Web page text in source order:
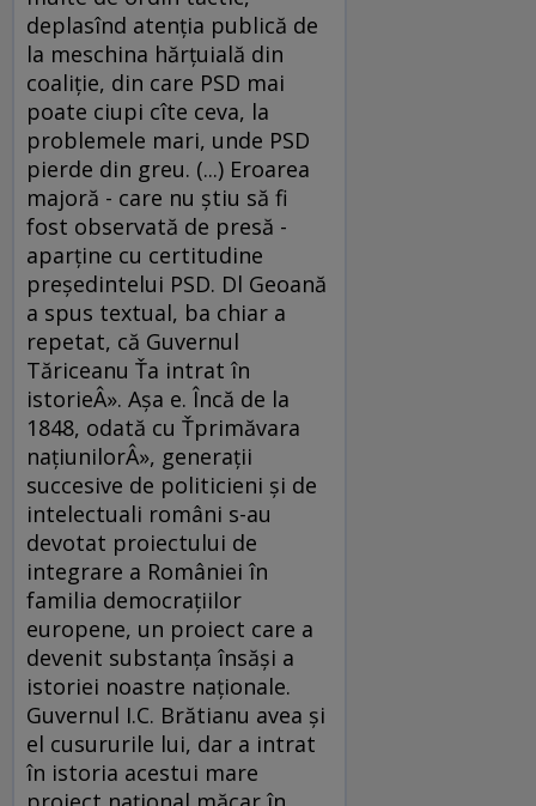
deplasînd atenţia publică de
la meschina hărţuială din
coaliţie, din care PSD mai
poate ciupi cîte ceva, la
problemele mari, unde PSD
pierde din greu. (...) Eroarea
majoră - care nu ştiu să fi
fost observată de presă -
aparţine cu certitudine
preşedintelui PSD. Dl Geoană
a spus textual, ba chiar a
repetat, că Guvernul
Tăriceanu Ťa intrat în
istorieÂ». Aşa e. Încă de la
1848, odată cu Ťprimăvara
naţiunilorÂ», generaţii
succesive de politicieni şi de
intelectuali români s-au
devotat proiectului de
integrare a României în
familia democraţiilor
europene, un proiect care a
devenit substanţa însăşi a
istoriei noastre naţionale.
Guvernul I.C. Brătianu avea şi
el cusururile lui, dar a intrat
în istoria acestui mare